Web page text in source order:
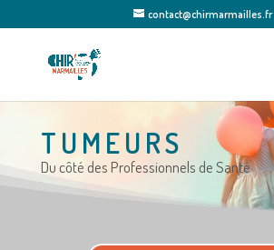
contact@chirmarmailles.fr
TUMEURS
Du côté des Professionnels de Santé